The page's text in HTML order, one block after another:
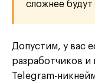
сложнее
Допустим, у вас
разработчиков и
Telegram-